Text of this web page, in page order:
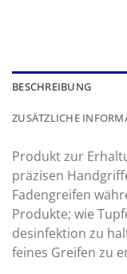
BESCHREIBUNG
ZUSÄTZLICHE
Produkt zur
präzisen
Fadengreifen
Produkte; wie
desinfektion zu
feines Greifen zu